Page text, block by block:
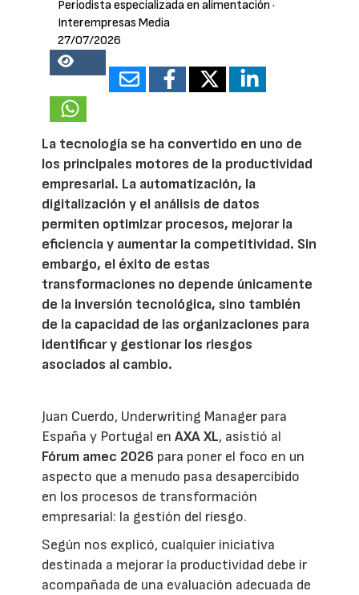
Periodista especializada en alimentación ·
Interempresas Media
27/07/2026
16985
La tecnología se ha convertido en uno de
los principales motores de la productividad
empresarial. La automatización, la
digitalización y el análisis de datos
permiten optimizar procesos, mejorar la
eficiencia y aumentar la competitividad. Sin
embargo, el éxito de estas
transformaciones no depende únicamente
de la inversión tecnológica, sino también
de la capacidad de las organizaciones para
identificar y gestionar los riesgos
asociados al cambio.
Juan Cuerdo, Underwriting Manager para
España y Portugal enAXA XL, asistió al
Fórum amec 2026 para poner el foco en un
aspecto que a menudo pasa desapercibido
en los procesos de transformación
empresarial: la gestión del riesgo.
Según nos explicó, cualquier iniciativa
destinada a mejorar la productividad debe ir
acompañada de una evaluación adecuada de